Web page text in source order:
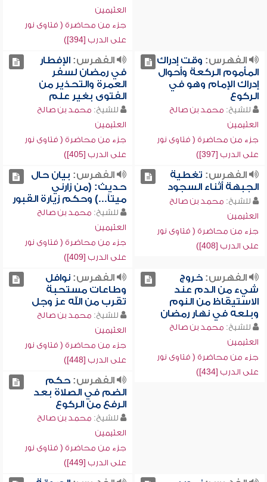
العثيمين
جزء من محاضرة ( فتاوى نور
على الدرب [394])
الفهرس: وقت إدراك
المأموم الركعة وأحوال
إدراك الإمام وهو في
الركوع
للشيخ: محمد بن صالح
العثيمين
جزء من محاضرة ( فتاوى نور
على الدرب [397])
الفهرس:الإفطار
في رمضان لسفر
العمرة والتحذير من
الفتوى بغير علم
للشيخ: محمد بن صالح
العثيمين
جزء من محاضرة ( فتاوى نور
على الدرب [405])
الفهرس: تغطية
الجبهة أثناء السجود
للشيخ: محمد بن صالح
العثيمين
جزء من محاضرة ( فتاوى نور
على الدرب [408])
الفهرس: بيان حال
حديث: (من زارني
ميتاً...) وحكم زيارة القبور
للشيخ: محمد بن صالح
العثيمين
جزء من محاضرة ( فتاوى نور
على الدرب [409])
الفهرس:خروج
شيء من الدم عند
الاستيقاظ من النوم
وبلعه في نهار رمضان
للشيخ: محمد بن صالح
العثيمين
جزء من محاضرة ( فتاوى نور
على الدرب [434])
الفهرس:نوافل
وطاعات مستحبة
تقرب من الله عز وجل
للشيخ: محمد بن صالح
العثيمين
جزء من محاضرة ( فتاوى نور
على الدرب [448])
الفهرس:حكم
الضم في الصلاة بعد
الرفع من الركوع
للشيخ: محمد بن صالح
العثيمين
جزء من محاضرة ( فتاوى نور
على الدرب [449])